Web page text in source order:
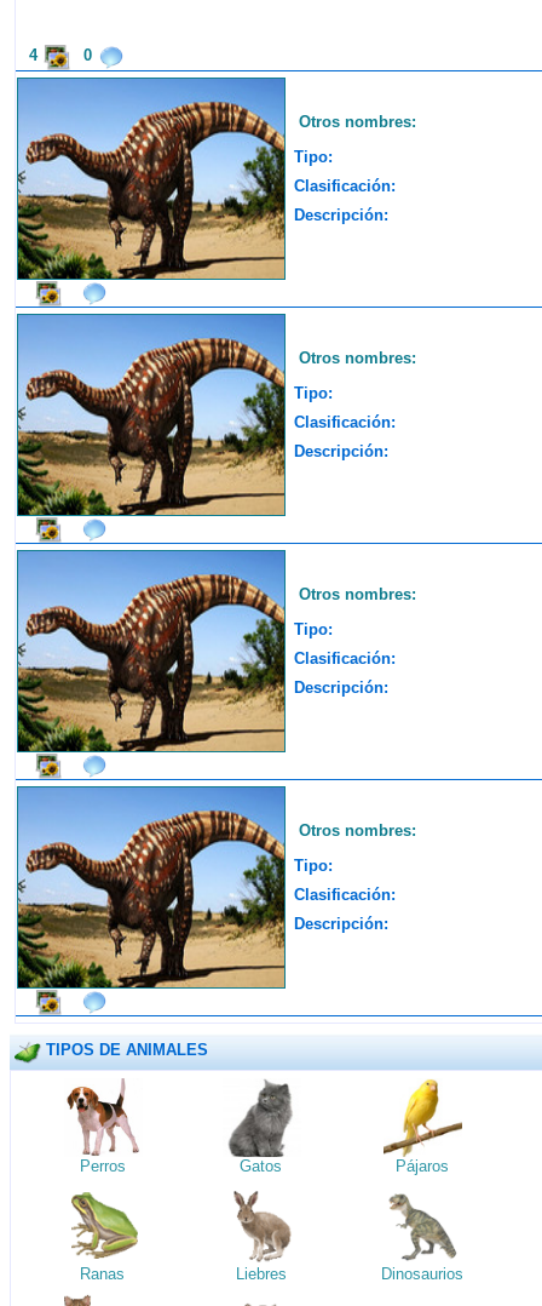
4 0
Otros nombres:
Tipo:
Clasificación:
Descripción:
Otros nombres:
Tipo:
Clasificación:
Descripción:
Otros nombres:
Tipo:
Clasificación:
Descripción:
Otros nombres:
Tipo:
Clasificación:
Descripción:
TIPOS DE ANIMALES
Perros Gatos Pájaros
Ranas Liebres Dinosaurios